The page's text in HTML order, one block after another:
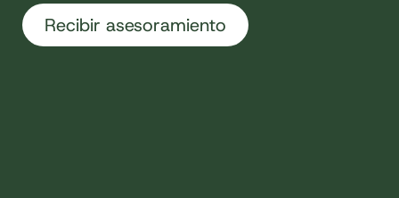
Recibir asesoramiento